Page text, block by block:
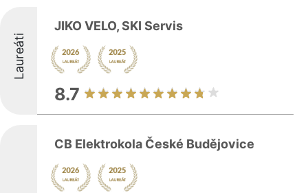
Laureáti
JIKO VELO, SKI Servis
8.7
CB Elektrokola České Budějovice